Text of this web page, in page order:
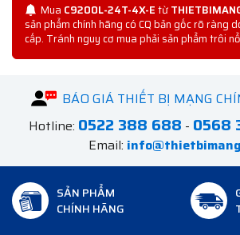
Mua C9200L-24T-4X-Etừ
sản phẩm chính hãng có CQ bản gốc rõ ràng
cấp. Tránh nguy cơ mua phải sản phẩm trôi
BÁO GIÁ THIẾT BỊ MẠNG
Hotline: 0522 388 688 - 0568
Email:
SẢN PHẨM
CHÍNH HÃNG